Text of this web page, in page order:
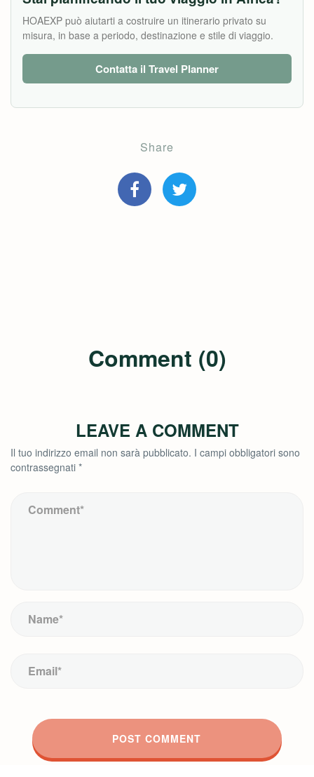
HOAEXP può aiutarti a costruire un itinerario privato su
misura, in base a periodo, destinazione e stile di viaggio.
Contatta il Travel Planner
Share
Comment (0)
LEAVE A COMMENT
Il tuo indirizzo email non sarà pubblicato. I campi obbligatori sono
contrassegnati *